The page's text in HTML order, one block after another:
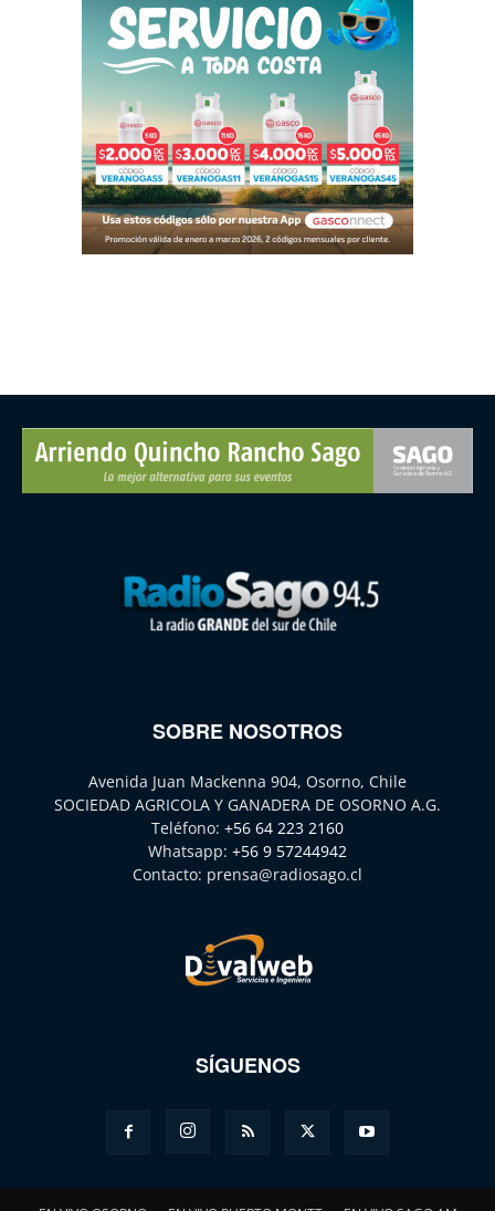
SOBRE NOSOTROS
Avenida Juan Mackenna 904, Osorno, Chile
SOCIEDAD AGRICOLA Y GANADERA DE OSORNO A.G.
Teléfono: +56 64 223 2160
Whatsapp: +56 9 57244942
Contacto: prensa@radiosago.cl
SÍGUENOS